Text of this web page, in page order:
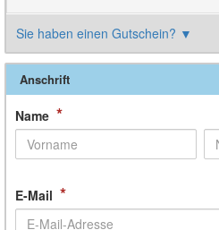
Sie haben einen Gutschein? ▼
Anschrift
Name *
E-Mail *